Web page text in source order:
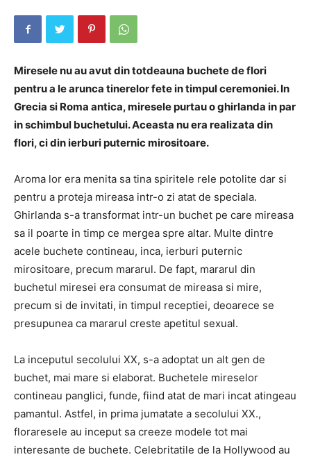
Miresele nu au avut din totdeauna buchete de flori
pentru a le arunca tinerelor fete in timpul ceremoniei. In
Grecia si Roma antica, miresele purtau o ghirlanda in par
in schimbul buchetului. Aceasta nu era realizata din
flori, ci din ierburi puternic mirositoare.
Aroma lor era menita sa tina spiritele rele potolite dar si
pentru a proteja mireasa intr-o zi atat de speciala.
Ghirlanda s-a transformat intr-un buchet pe care mireasa
sa il poarte in timp ce mergea spre altar. Multe dintre
acele buchete contineau, inca, ierburi puternic
mirositoare, precum mararul. De fapt, mararul din
buchetul miresei era consumat de mireasa si mire,
precum si de invitati, in timpul receptiei, deoarece se
presupunea ca mararul creste apetitul sexual.
La inceputul secolului XX, s-a adoptat un alt gen de
buchet, mai mare si elaborat. Buchetele mireselor
contineau panglici, funde, fiind atat de mari incat atingeau
pamantul. Astfel, in prima jumatate a secolului XX.,
floraresele au inceput sa creeze modele tot mai
interesante de buchete. Celebritatile de la Hollywood au